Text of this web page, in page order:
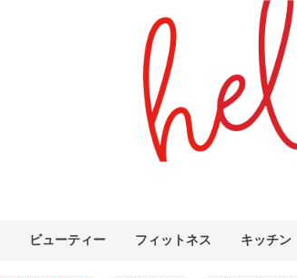
ビューティー フィットネス キッチン